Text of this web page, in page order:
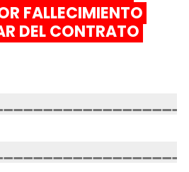
FALLECIMIENTO
DEL CONTRATO